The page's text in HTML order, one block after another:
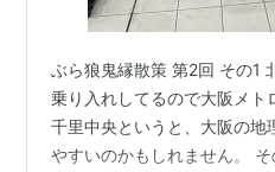
ぶら狼鬼縁散策 第2回 その1
乗り入れしてるので大阪メト
千里中央というと、大阪の地
やすいのかもしれません。